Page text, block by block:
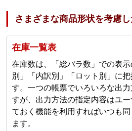
さまざまな商品形状を考慮
在庫一覧表
在庫数は、「総バラ数」での表
別」「内訳別」「ロット別」に
す。一つの帳票でいろいろな出
すが、出力方法の指定内容はユ
ておく機能を利用すればいつも
ます。